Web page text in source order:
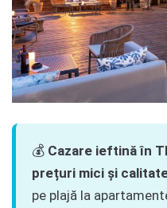
💰 Cazare ieftină în
prețuri mici și
pe plajă la